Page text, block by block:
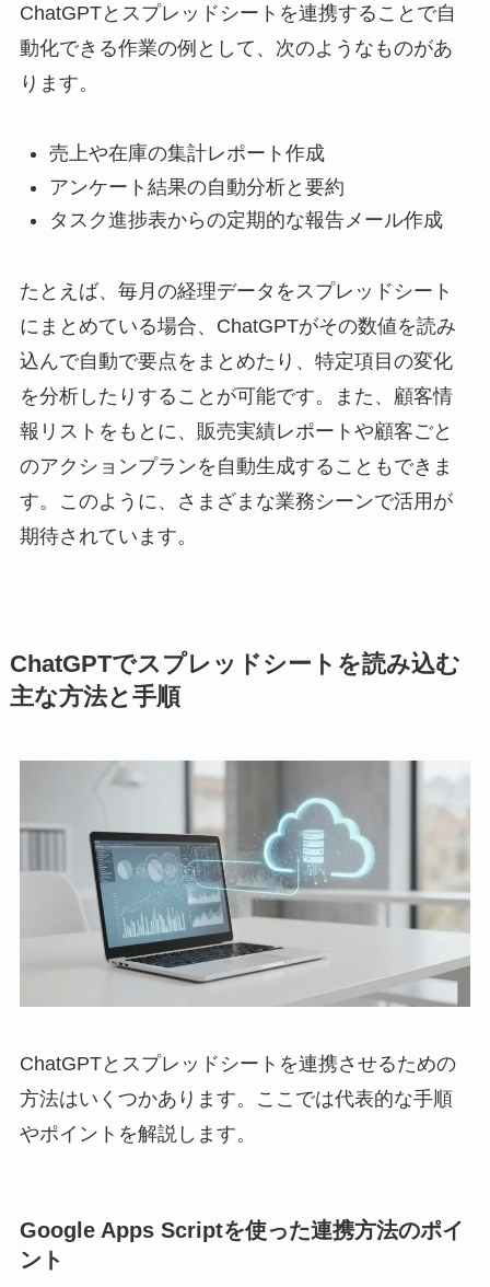
ChatGPTとスプレッドシートを連携することで自
動化できる作業の例として、次のようなものがあ
ります。
売上や在庫の集計レポート作成
アンケート結果の自動分析と要約
タスク進捗表からの定期的な報告メール作成
たとえば、毎月の経理データをスプレッドシート
にまとめている場合、ChatGPTがその数値を読み
込んで自動で要点をまとめたり、特定項目の変化
を分析したりすることが可能です。また、顧客情
報リストをもとに、販売実績レポートや顧客ごと
のアクションプランを自動生成することもできま
す。このように、さまざまな業務シーンで活用が
期待されています。
ChatGPTでスプレッドシートを読み込む
主な方法と手順
ChatGPTとスプレッドシートを連携させるための
方法はいくつかあります。ここでは代表的な手順
やポイントを解説します。
Google Apps Scriptを使った連携方法のポイ
ント